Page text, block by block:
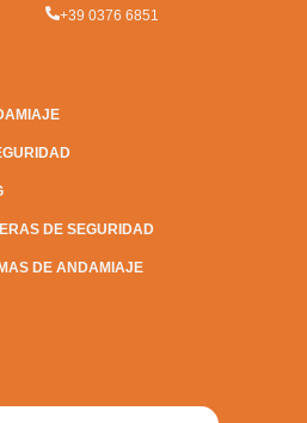
+39 0376 6851
DE SEGURIDAD
DE ANDAMIAJE